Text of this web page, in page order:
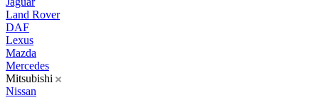
Land Rover
DAF
Lexus
Mazda
Mercedes
Mitsubishi
Nissan